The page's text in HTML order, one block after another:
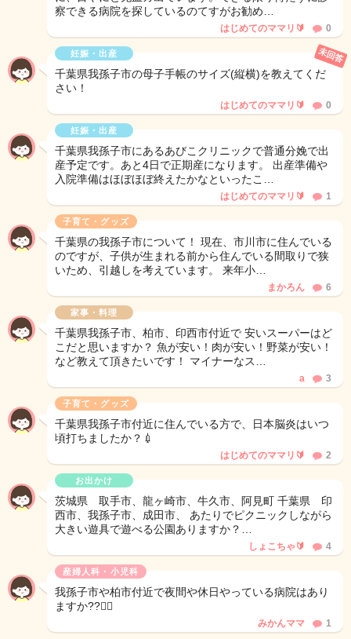
察できる病院を探しているのてすがお勧め…
はじめてのママリ🔰 0
妊娠・出産
千葉県我孫子市の母子手帳のサイズ(縦横)を教えてくだ
さい！
未回答
はじめてのママリ🔰 0
妊娠・出産
千葉県我孫子市にあるあびこクリニックで普通分娩で出
産予定です。あと4日で正期産になります。 出産準備や
入院準備はほぼほぼ終えたかなといったこ…
はじめてのママリ🔰 1
子育て・グッズ
千葉県の我孫子市について！ 現在、市川市に住んでいる
のですが、子供が生まれる前から住んでいる間取りで狭
いため、引越しを考えています。 来年小…
まかろん 6
家事・料理
千葉県我孫子市、柏市、印西市付近で 安いスーパーはど
こだと思いますか？ 魚が安い！肉が安い！野菜が安い！
など教えて頂きたいです！ マイナーなス…
a 3
子育て・グッズ
千葉県我孫子市付近に住んでいる方で、日本脳炎はいつ
頃打ちましたか？💉
はじめてのママリ🔰 2
お出かけ
茨城県 取手市、龍ヶ崎市、牛久市、阿見町 千葉県 印
西市、我孫子市、成田市、 あたりでピクニックしながら
大きい遊具で遊べる公園ありますか？…
しょこちゃ🔰 4
産婦人科・小児科
我孫子市や柏市付近で夜間や休日やっている病院はあり
ますか??🙇‍♀️
みかんママ 1